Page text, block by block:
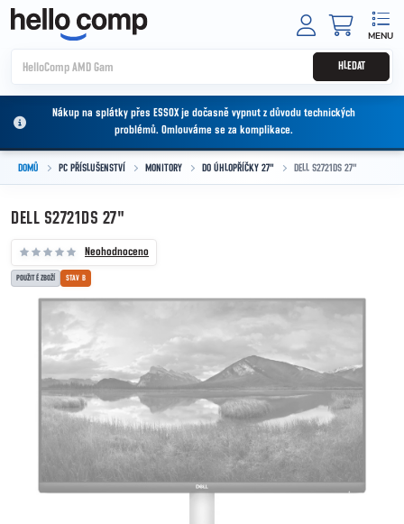
Přejít na obsah
HLEDAT
Nákup na splátky přes ESSOX je dočasně vypnut z důvodu technických
problémů. Omlouváme se za komplikace.
DOMŮ PC PŘÍSLUŠENSTVÍ MONITORY DO ÚHLOPŘÍČKY 27" DELL S2721DS 27"
DELL S2721DS 27"
Neohodnoceno
POUŽITÉ ZBOŽÍ STAV B